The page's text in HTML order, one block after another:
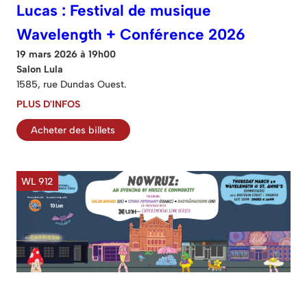
Lucas : Festival de musique
Wavelength + Conférence 2026
19 mars 2026 à 19h00
Salon Lula
1585, rue Dundas Ouest.
PLUS D'INFOS
Acheter des billets
WL 912